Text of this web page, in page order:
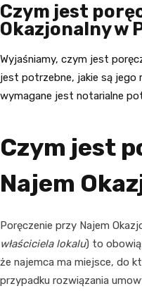
Czym jest
Okazjonalny w
Wyjaśniamy, czym jest
jest potrzebne, jakie są jego
wymagane jest notarialne
Czym jest
Najem
Poręczenie przy Najem
właściciela lokalu) to
że najemca ma miejsce, do
przypadku rozwiązania